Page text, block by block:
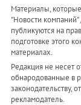
Материалы,
"Новости
публикуются на
подготовке этого
материалах.
Редакция не несет
обнародованные в
законодательству,
рекламодатель.